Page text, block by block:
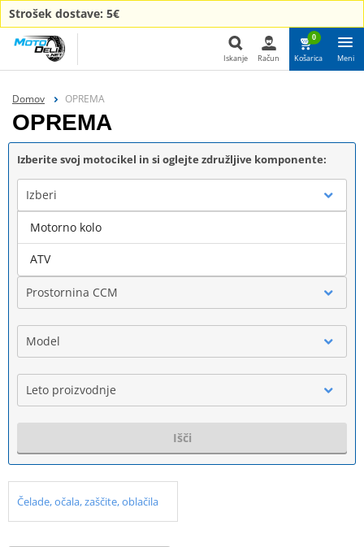
Strošek dostave: 5€
Iskanje Račun
0
Košarica Meni
Domov OPREMA
OPREMA
Izberite svoj motocikel in si oglejte združljive komponente:
Izberi
Blagovna znamka
Prostornina CCM
Model
Leto proizvodnje
Išči
Čelade, očala, zaščite, oblačila
Motorno kolo
ATV